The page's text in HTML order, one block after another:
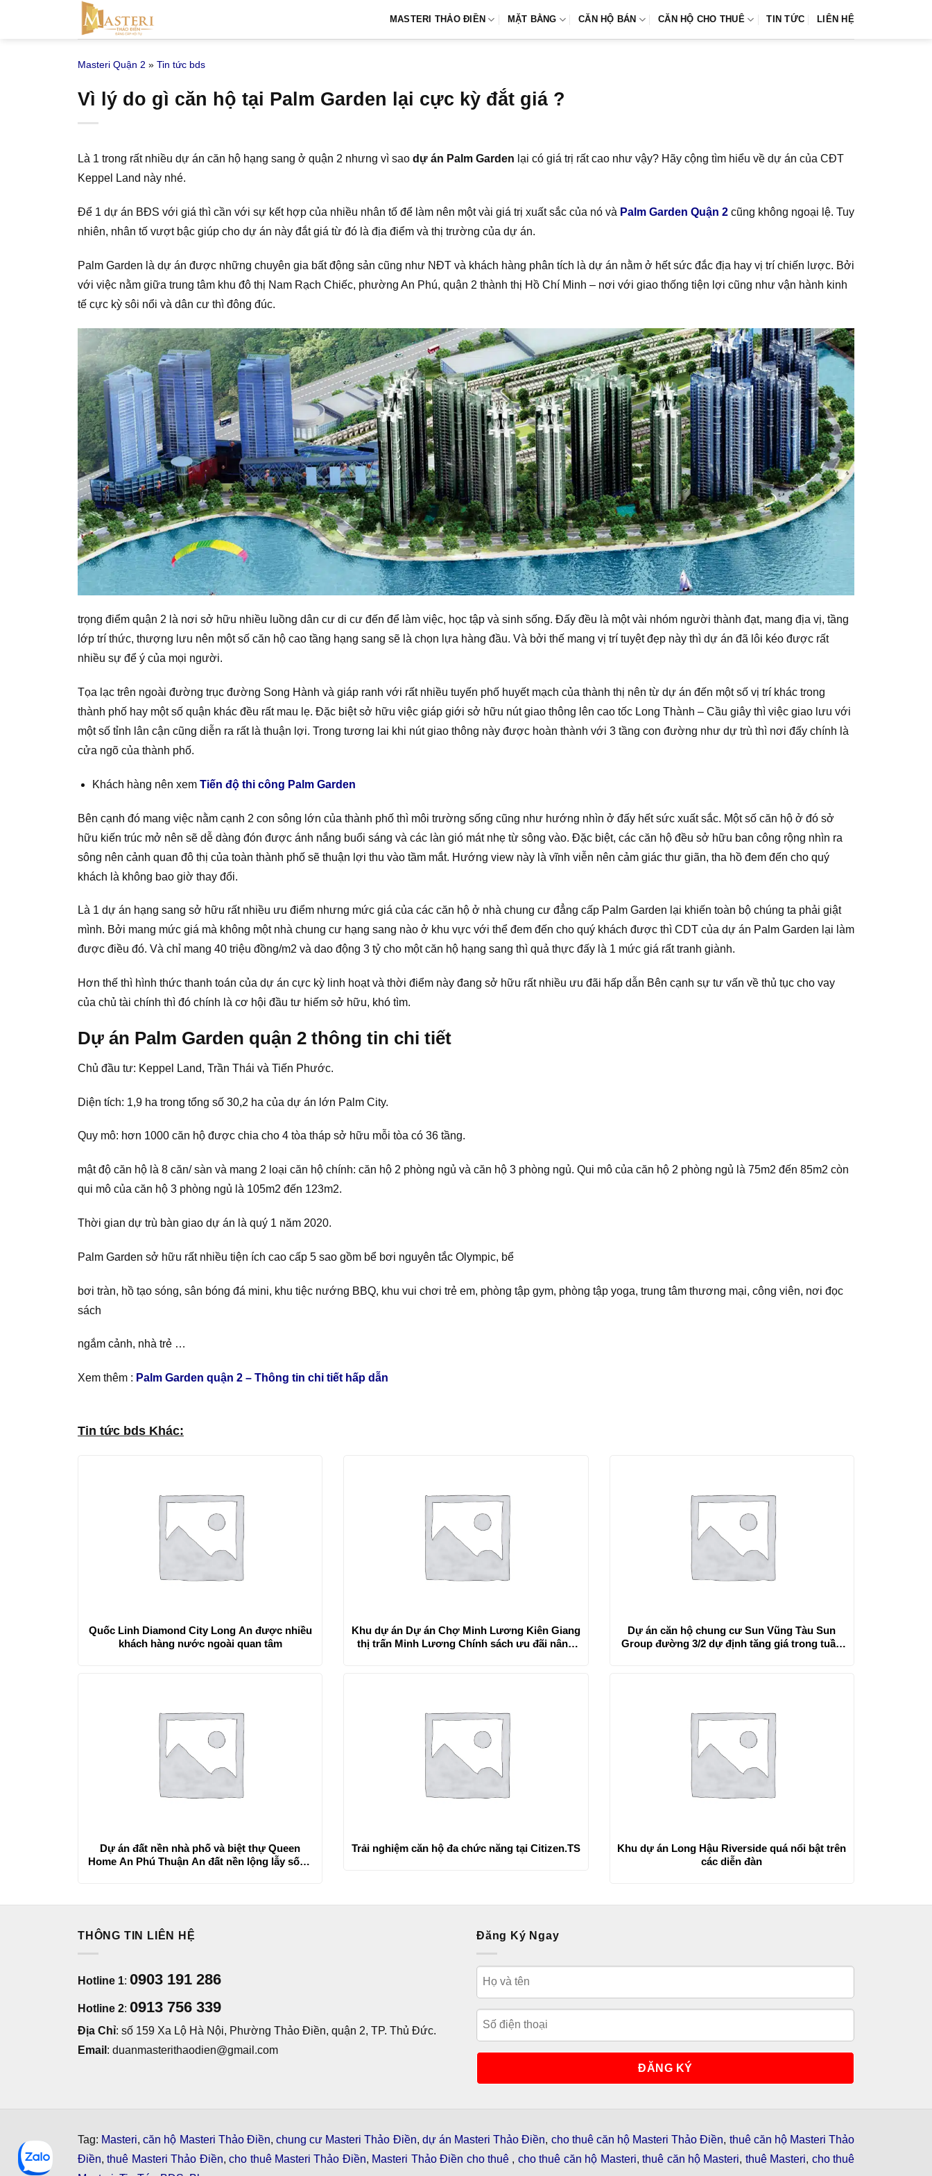
MASTERI THẢO ĐIỀN MẶT BẰNG CĂN HỘ BÁN CĂN HỘ CHO THUÊ TIN TỨC LIÊN HỆ
Masteri Quận 2 » Tin tức bds
Vì lý do gì căn hộ tại Palm Garden lại cực kỳ đắt giá ?
Là 1 trong rất nhiều dự án căn hộ hạng sang ở quận 2 nhưng vì sao dự án Palm Garden lại có giá trị rất cao như vậy? Hãy cộng tìm hiểu về dự án của CĐT
Keppel Land này nhé.
Để 1 dự án BĐS với giá thì cần với sự kết hợp của nhiều nhân tố để làm nên một vài giá trị xuất sắc của nó và Palm Garden Quận 2 cũng không ngoại lệ. Tuy
nhiên, nhân tố vượt bậc giúp cho dự án này đắt giá từ đó là địa điểm và thị trường của dự án.
Palm Garden là dự án được những chuyên gia bất động sản cũng như NĐT và khách hàng phân tích là dự án nằm ở hết sức đắc địa hay vị trí chiến lược. Bởi
với việc nằm giữa trung tâm khu đô thị Nam Rạch Chiếc, phường An Phú, quận 2 thành thị Hồ Chí Minh – nơi với giao thống tiện lợi cũng như vận hành kinh
tế cực kỳ sôi nổi và dân cư thì đông đúc.
trọng điểm quận 2 là nơi sở hữu nhiều luồng dân cư di cư đến để làm việc, học tập và sinh sống. Đấy đều là một vài nhóm người thành đạt, mang địa vị, tầng
lớp trí thức, thượng lưu nên một số căn hộ cao tầng hạng sang sẽ là chọn lựa hàng đầu. Và bởi thế mang vị trí tuyệt đẹp này thì dự án đã lôi kéo được rất
nhiều sự để ý của mọi người.
Tọa lạc trên ngoài đường trục đường Song Hành và giáp ranh với rất nhiều tuyến phố huyết mạch của thành thị nên từ dự án đến một số vị trí khác trong
thành phố hay một số quận khác đều rất mau lẹ. Đặc biệt sở hữu việc giáp giới sở hữu nút giao thông lên cao tốc Long Thành – Cầu giây thì việc giao lưu với
một số tỉnh lân cận cũng diễn ra rất là thuận lợi. Trong tương lai khi nút giao thông này được hoàn thành với 3 tầng con đường như dự trù thì nơi đấy chính là
cửa ngõ của thành phố.
Khách hàng nên xem Tiến độ thi công Palm Garden
Bên cạnh đó mang việc nằm cạnh 2 con sông lớn của thành phố thì môi trường sống cũng như hướng nhìn ở đấy hết sức xuất sắc. Một số căn hộ ở đó sở
hữu kiến trúc mở nên sẽ dễ dàng đón được ánh nắng buổi sáng và các làn gió mát nhẹ từ sông vào. Đặc biệt, các căn hộ đều sở hữu ban công rộng nhìn ra
sông nên cảnh quan đô thị của toàn thành phố sẽ thuận lợi thu vào tầm mắt. Hướng view này là vĩnh viễn nên cảm giác thư giãn, tha hồ đem đến cho quý
khách là không bao giờ thay đổi.
Là 1 dự án hạng sang sở hữu rất nhiều ưu điểm nhưng mức giá của các căn hộ ở nhà chung cư đẳng cấp Palm Garden lại khiến toàn bộ chúng ta phải giật
mình. Bởi mang mức giá mà không một nhà chung cư hạng sang nào ở khu vực với thể đem đến cho quý khách được thì CDT của dự án Palm Garden lại làm
được điều đó. Và chỉ mang 40 triệu đồng/m2 và dao động 3 tỷ cho một căn hộ hạng sang thì quả thực đấy là 1 mức giá rất tranh giành.
Hơn thế thì hình thức thanh toán của dự án cực kỳ linh hoạt và thời điểm này đang sở hữu rất nhiều ưu đãi hấp dẫn Bên cạnh sự tư vấn về thủ tục cho vay
của chủ tài chính thì đó chính là cơ hội đầu tư hiếm sở hữu, khó tìm.
Dự án Palm Garden quận 2 thông tin chi tiết
Chủ đầu tư: Keppel Land, Trần Thái và Tiến Phước.
Diện tích: 1,9 ha trong tổng số 30,2 ha của dự án lớn Palm City.
Quy mô: hơn 1000 căn hộ được chia cho 4 tòa tháp sở hữu mỗi tòa có 36 tầng.
mật độ căn hộ là 8 căn/ sàn và mang 2 loại căn hộ chính: căn hộ 2 phòng ngủ và căn hộ 3 phòng ngủ. Qui mô của căn hộ 2 phòng ngủ là 75m2 đến 85m2 còn
qui mô của căn hộ 3 phòng ngủ là 105m2 đến 123m2.
Thời gian dự trù bàn giao dự án là quý 1 năm 2020.
Palm Garden sở hữu rất nhiều tiện ích cao cấp 5 sao gồm bể bơi nguyên tắc Olympic, bể
bơi tràn, hồ tạo sóng, sân bóng đá mini, khu tiệc nướng BBQ, khu vui chơi trẻ em, phòng tập gym, phòng tập yoga, trung tâm thương mại, công viên, nơi đọc
sách
ngắm cảnh, nhà trẻ …
Xem thêm : Palm Garden quận 2 – Thông tin chi tiết hấp dẫn
Tin tức bds Khác:
Quốc Linh Diamond City Long An được nhiều
khách hàng nước ngoài quan tâm
Khu dự án Dự án Chợ Minh Lương Kiên Giang
thị trấn Minh Lương Chính sách ưu đãi nâng
Dự án căn hộ chung cư Sun Vũng Tàu Sun
Group đường 3/2 dự định tăng giá trong tuần
Dự án đất nền nhà phố và biệt thự Queen
Home An Phú Thuận An đất nền lộng lẫy sống
Trải nghiệm căn hộ đa chức năng tại Citizen.TS
Khu dự án Long Hậu Riverside quá nổi bật trên
các diễn đàn
THÔNG TIN LIÊN HỆ
Hotline 1: 0903 191 286
Hotline 2: 0913 756 339
Địa Chỉ: số 159 Xa Lộ Hà Nội, Phường Thảo Điền, quận 2, TP. Thủ Đức.
Email : duanmasterithaodien@gmail.com
Đăng Ký Ngay
Tag: Masteri,căn hộ Masteri Thảo Điền,chung cư Masteri Thảo Điền, dự án Masteri Thảo Điền, cho thuê căn hộ Masteri Thảo Điền, thuê căn hộ Masteri Thảo
Điền,thuê Masteri Thảo Điền,cho thuê Masteri Thảo Điền, Masteri Thảo Điền cho thuê , cho thuê căn hộ Masteri,thuê căn hộ Masteri, thuê Masteri, cho thuê